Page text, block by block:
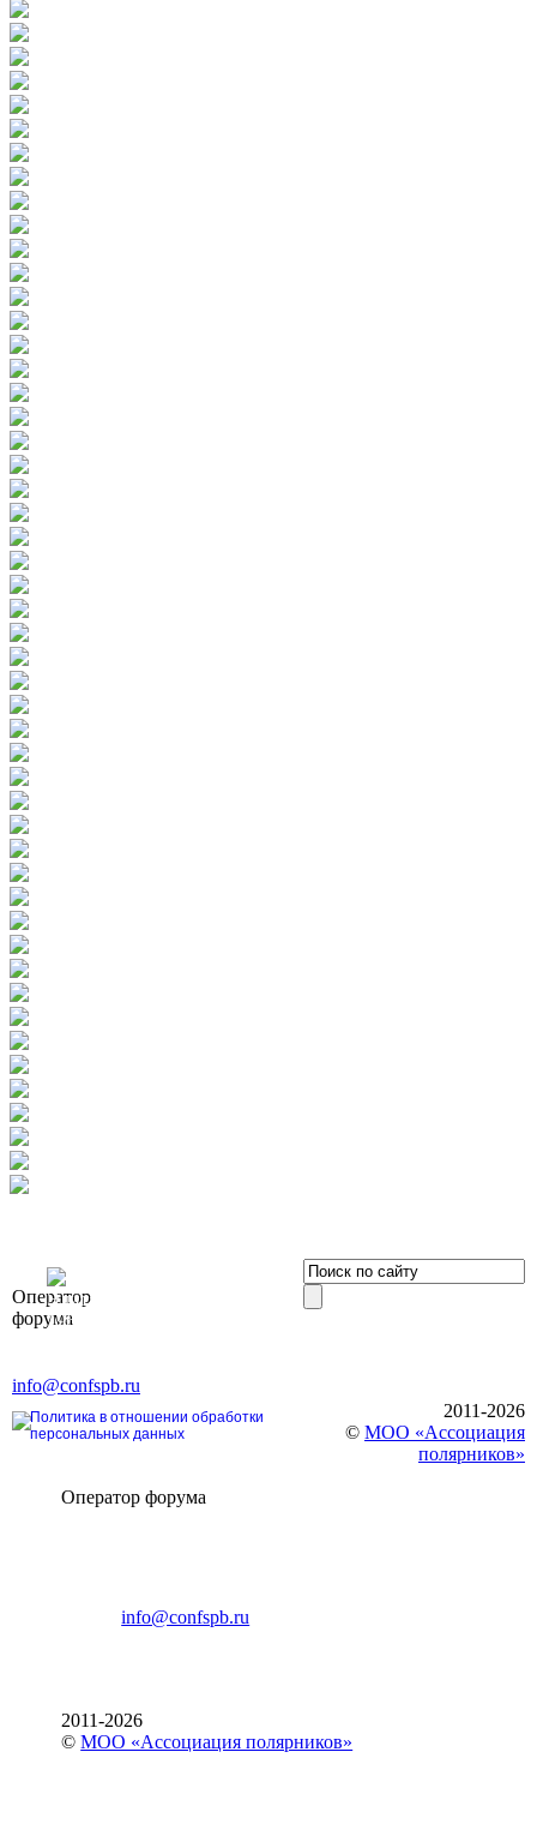
Оператор
форума
Элит»
196191, г. Санкт-Петербург,
info@confspb.ru
Политика в отношении обработки
персональных данных
2011-2026
© МОО «Ассоциация
полярников»
Оператор форума
E-mail:info@confspb.ru
2011-2026
©МОО «Ассоциация полярников»